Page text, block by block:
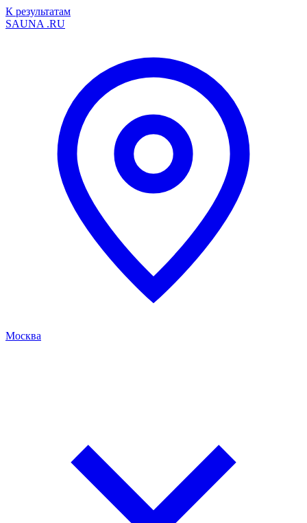
К результатам
SAUNA .RU
Москва